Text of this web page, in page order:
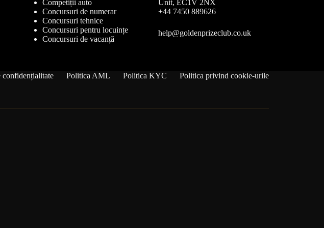
Competiții auto
Concursuri de numerar
Concursuri tehnice
Concursuri pentru locuințe
Concursuri de vacanță
Unit, EC1V 2NX
+44 7450 889626
help@goldenprizeclub.co.uk
confidențialitate Politica AML Politica KYC Politica privind cookie-urile